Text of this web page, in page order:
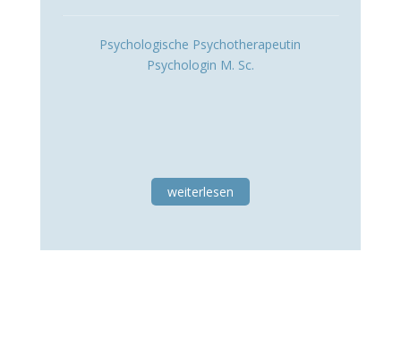
Psychologische Psychotherapeutin
Psychologin M. Sc.
weiterlesen